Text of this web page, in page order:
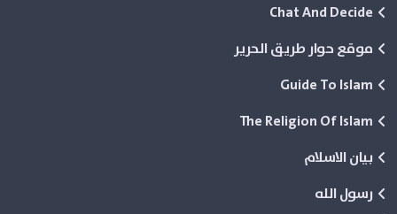
Chat And Decide
موقع حوار طريق الحرير
Guide To Islam
The Religion Of Islam
بيان الاسلام
رسول الله